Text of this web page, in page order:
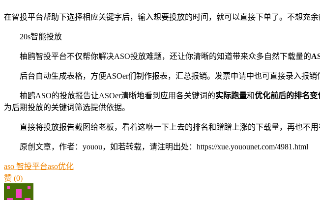
在智投平台帮助下选择相应关键字后，输入想要投放的时间，就可以直接下单了。不想充
20s智能投放
柚鸥智投平台不仅帮你解决ASO投放难题，还让你清晰的知道带来众多自然下载量的
后台自动生成表格，方便ASOer们制作报表，汇总报销。发票申请中也可直接录入报
柚鸥ASO的投放报告让ASOer清晰地看到应用各关键词的实际跑量和优化前后的排名变
为后期投放的关键词筛选提供依据。
直接将投放报告截图给老板，看着这咻一下上去的排名和蹭蹭上涨的下载量，再也不用
原创文章，作者：youou，如若转载，请注明出处：https://xue.youounet.com/4981.html
aso 智投平台aso优化
赞 (0)